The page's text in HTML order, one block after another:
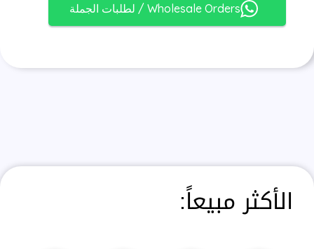
Wholesale Orders / لطلبات الجملة
الأكثر مبيعاً: